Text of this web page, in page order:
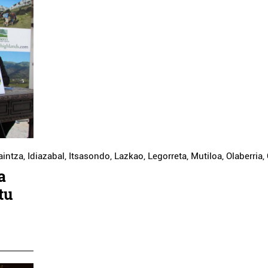
, Idiazabal, Itsasondo, Lazkao, Legorreta, Mutiloa,Olaberria,